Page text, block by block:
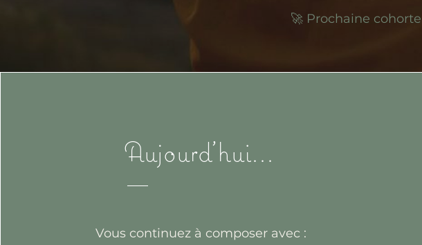
🚀 Prochaine
Aujourd'hui...
Vous continuez à composer avec :